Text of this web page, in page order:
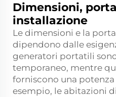
Dimensioni,
installazione
Le dimensioni e la
dipendono dalle
generatori portatili
temporaneo, mentre
forniscono una
esempio, le abitazioni